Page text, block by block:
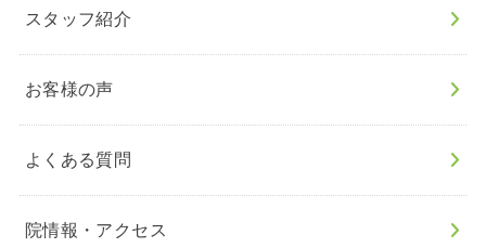
スタッフ紹介
お客様の声
よくある質問
院情報・アクセス